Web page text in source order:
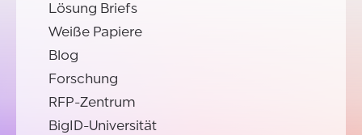
Lösung Briefs
Weiße Papiere
Blog
Forschung
RFP-Zentrum
BigID-Universität